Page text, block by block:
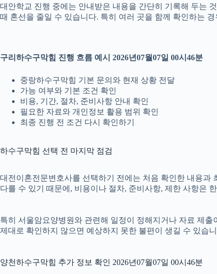
대안학교 진행 중에는 안내받은 내용을 간단히 기록해 두는
때 혼선을 줄일 수 있습니다. 특히 여러 곳을 함께 확인하는
구리하수구막힘 진행 흐름 예시 2026년07월07일 00시46분
중랑하수구막힘 기본 문의와 현재 상황 전달
가능 여부와 기본 조건 확인
비용, 기간, 절차, 준비사항 안내 확인
필요한 자료와 개인정보 활용 범위 확인
최종 진행 전 조건 다시 확인하기
하수구막힘 선택 전 마지막 점검
대전이혼전문변호사를 선택하기 전에는 처음 확인한 내용과
다를 수 있기 때문에, 비용이나 절차, 준비사항, 제한 사항은
특히 서울암요양병원와 관련해 일정이 정해지거나 자료 제
제대로 확인하지 않으면 예상하지 못한 불편이 생길 수 있습
양천하수구막힘 추가 정보 확인 2026년07월07일 00시46분